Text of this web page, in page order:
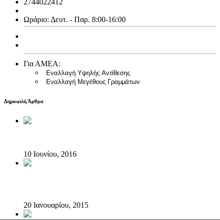
Ωράριο: Δευτ. - Παρ. 8:00-16:00
Για ΑΜΕΑ:
Εναλλαγή Υψηλής Αντίθεσης
Εναλλαγή Μεγέθους Γραμμάτων
Δημοφιλή Άρθρα
10 Ιουνίου, 2016
20 Ιανουαρίου, 2015